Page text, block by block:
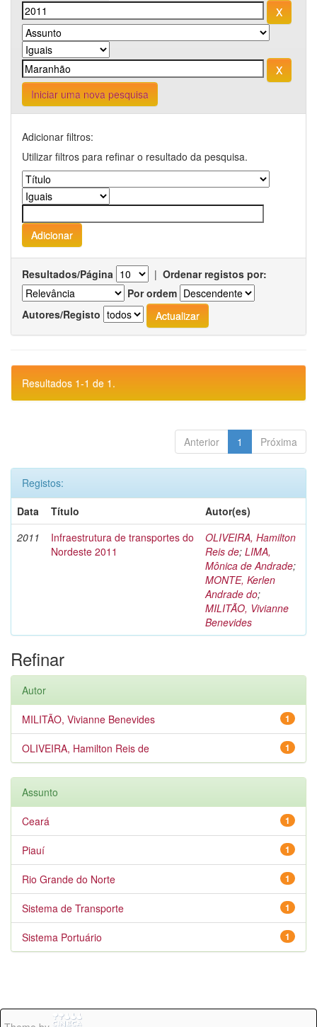
Iniciar uma nova pesquisa
Adicionar filtros:
Utilizar filtros para refinar o resultado da pesquisa.
Resultados/Página | Ordenar registos por:
Por ordem
Autores/Registo
Resultados 1-1 de 1.
Anterior 1 Próxima
Registos:
Data
Título
Autor(es)
2011
Infraestrutura de transportes do
Nordeste 2011
OLIVEIRA, Hamilton
Reis de; LIMA,
Mônica de Andrade;
MONTE, Kerlen
Andrade do;
MILITÃO, Vivianne
Benevides
Refinar
Autor
1
MILITÃO, Vivianne Benevides
1
OLIVEIRA, Hamilton Reis de
Assunto
1
Ceará
1
Piauí
1
Rio Grande do Norte
1
Sistema de Transporte
1
Sistema Portuário